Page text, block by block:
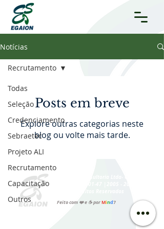
Notícias
Todas
Seleção
Credenciamento
Sebraetec
Projeto ALI
Recrutamento
Capacitação
Outros
Recrutamento
Posts em breve
Explore outras categorias neste
blog ou volte mais tarde.
Feito com ❤️ e ☕ porMind7